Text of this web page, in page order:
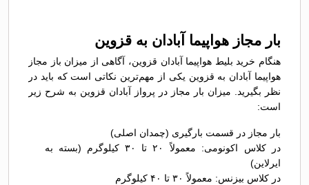
بار مجاز هواپیما آبادان به قزوین
هنگام خرید بلیط هواپیما آبادان قزوین، آگاهی از میزان باز مجاز
هواپیما آبادان به قزوین یکی از مهم‌ترین نکاتی است که باید در
نظر بگیرید. میزان بار مجاز در پرواز آبادان قزوین به شرح زیر
است:
بار مجاز در قسمت بارگیری (چمدان اصلی)
در کلاس اکونومی: معمولاً ۲۰ تا ۳۰ کیلوگرم (بسته به
ایرلاین)
در کلاس بیزنس: معمولاً ۳۰ تا ۴۰ کیلوگرم